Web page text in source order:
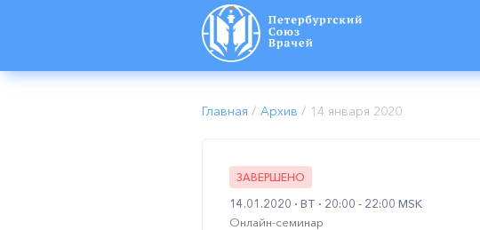
Главная / Архив / 14 января 2020
ЗАВЕРШЕНО
14.01.2020 ВТ
20:00 - 22:00 MSK
Онлайн-семинар